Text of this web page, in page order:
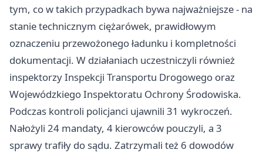
tym, co w takich przypadkach bywa najważniejsze - na
stanie technicznym ciężarówek, prawidłowym
oznaczeniu przewożonego ładunku i kompletności
dokumentacji. W działaniach uczestniczyli również
inspektorzy Inspekcji Transportu Drogowego oraz
Wojewódzkiego Inspektoratu Ochrony Środowiska.
Podczas kontroli policjanci ujawnili 31 wykroczeń.
Nałożyli 24 mandaty, 4 kierowców pouczyli, a 3
sprawy trafiły do sądu. Zatrzymali też 6 dowodów